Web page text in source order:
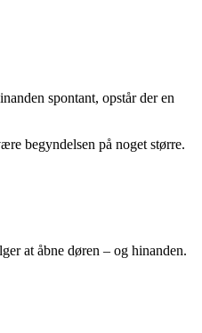
spontant, opstår der en
begyndelsen på noget større.
at åbne døren – og hinanden.